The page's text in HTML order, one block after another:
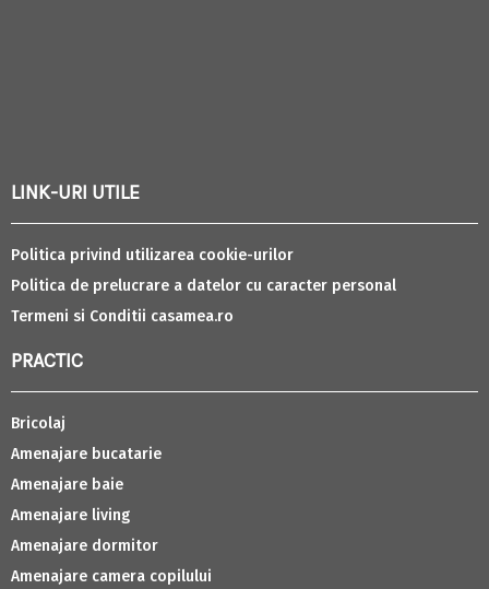
LINK-URI UTILE
Politica privind utilizarea cookie-urilor
Politica de prelucrare a datelor cu caracter personal
Termeni si Conditii casamea.ro
PRACTIC
Bricolaj
Amenajare bucatarie
Amenajare baie
Amenajare living
Amenajare dormitor
Amenajare camera copilului